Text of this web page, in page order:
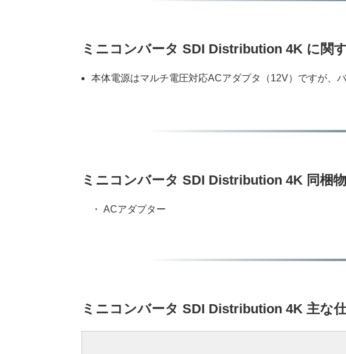
ミニコンバータ SDI Distribution 4K に関
本体電源はマルチ電圧対応ACアダプタ（12V）ですが、
ミニコンバータ SDI Distribution 4K 同梱物
・ ACアダプター
ミニコンバータ SDI Distribution 4K 主な